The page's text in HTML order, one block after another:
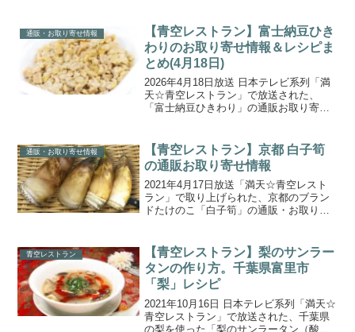
にボリューミーなとうもろこし。生でも
食べることができて...
通販・お取り寄せ情報
【青空レストラン】富士納豆ひき
わりのお取り寄せ情報＆レシピま
とめ(4月18日)
2026年4月18日放送 日本テレビ系列「満
天☆青空レストラン」で放送された、
「富士納豆ひきわり」の通販お取り寄せ
レシピ一覧はこちらからジャンプできま
す。今週の食材は山...
通販・お取り寄せ情報
【青空レストラン】京都 白子筍
の通販お取り寄せ情報
2021年4月17日放送「満天☆青空レスト
ラン」で取り上げられた、京都のブラン
ドたけのこ「白子筍」の通販・お取り寄
とふくよかな形で、えぐみやアクが少な
いことが特徴の...
青空レストラン
【青空レストラン】梨のサンラー
タンの作り方。千葉県富里市
「梨」レシピ
2021年10月16日 日本テレビ系列「満天☆
青空レストラン」で放送された、千葉県
の梨を使った「梨のサンラータン（酸辣